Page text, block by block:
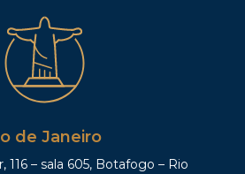
de Janeiro
116 – sala 605, Botafogo – Rio